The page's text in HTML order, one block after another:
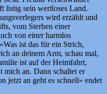
listig sein wertloses Land.
wird erzählt und
vom Sterben einer
von einer harmlos
ist das für ein Strich,
an deinem Arm, schau mal,
ist auf der Heimfahrt,
mich an. Dann schaltet er
jetzt an geht es schnell» endet